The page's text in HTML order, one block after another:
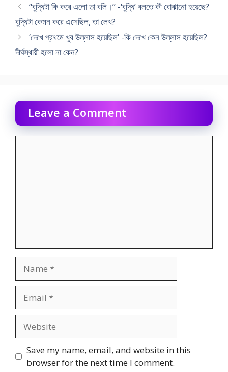
“বুদ্ধিটা কি করে এলো তা বলি।” -‘বুদ্ধি’ বলতে কী বোঝানো হয়েছে?
বুদ্ধিটা কেমন করে এসেছিল, তা লেখ?
‘দেখে প্রথমে খুব উল্লাস হয়েছিল’ -কি দেখে কেন উল্লাস হয়েছিল?
দীর্ঘস্থায়ী হলো না কেন?
Leave a Comment
Save my name, email, and website in this
browser for the next time I comment.